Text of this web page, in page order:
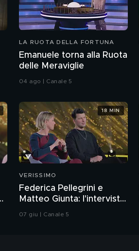
LA RUOTA DELLA FORTUNA
Emanuele torna alla Ruota
delle Meraviglie
04 ago | Canale 5
VERISSIMO
Federica Pellegrini e
Matteo Giunta: l'intervista
integrale
07 giu | Canale 5
18 MIN